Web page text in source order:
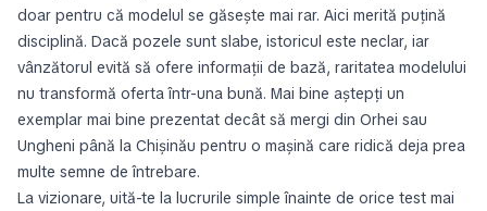
doar pentru că modelul se găsește mai rar. Aici merită puțină
disciplină. Dacă pozele sunt slabe, istoricul este neclar, iar
vânzătorul evită să ofere informații de bază, raritatea modelului
nu transformă oferta într-una bună. Mai bine aștepți un
exemplar mai bine prezentat decât să mergi din Orhei sau
Ungheni până la Chișinău pentru o mașină care ridică deja prea
multe semne de întrebare.
La vizionare, uită-te la lucrurile simple înainte de orice test mai